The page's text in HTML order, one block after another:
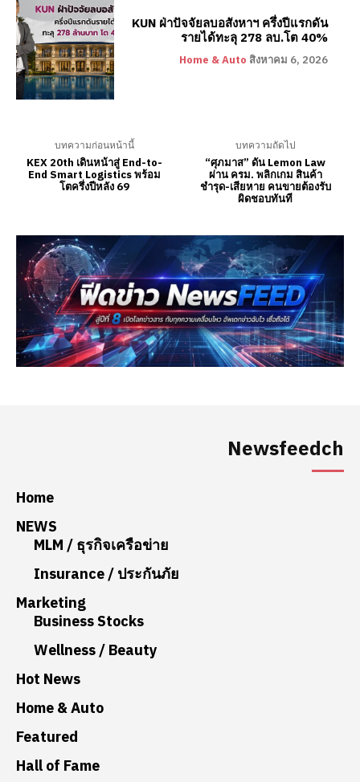
Newsfeedch
Home
NEWS
MLM / ธุรกิจเครือข่าย
Insurance / ประกันภัย
Marketing
Business Stocks
Wellness / Beauty
Hot News
Home & Auto
Featured
Hall of Fame